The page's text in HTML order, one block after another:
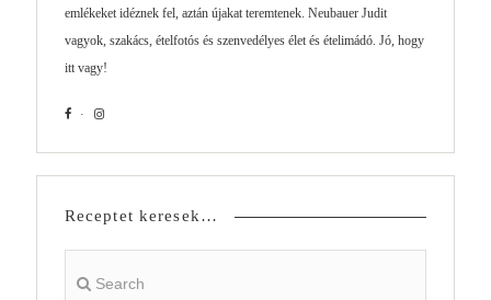
emlékeket idéznek fel, aztán újakat teremtenek. Neubauer Judit
vagyok, szakács, ételfotós és szenvedélyes élet és ételimádó. Jó, hogy
itt vagy!
Receptet keresek…